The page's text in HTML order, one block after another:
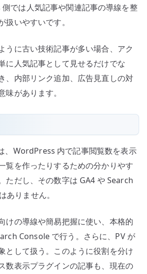
では人気記事や関連記事の導線を整
扱いやすいです。
うに古い技術記事が多い場合、アク
に人気記事として見せるだけでな
、内部リンク追加、広告見直しの対
味があります。
、WordPress 内で記事閲覧数を表示
覧を作ったりするための分かりやす
ただし、その数字は GA4 や Search
ありません。
けの導線や簡易把握に使い、本格的
Console で行う。さらに、PV が
として扱う。このように役割を分け
数表示プラグインの記事も、現在の